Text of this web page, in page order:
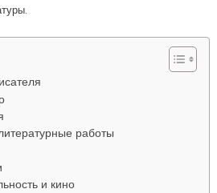
работы
и кино